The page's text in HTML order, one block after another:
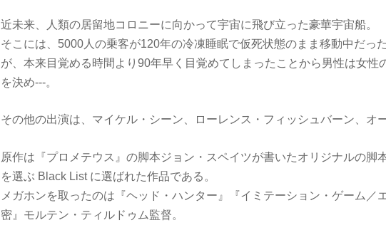
近未来、人類の居留地コロニーに向かって宇宙に飛び立った豪華宇宙船。
そこには、5000人の乗客が120年の冷凍睡眠で仮死状態のまま移動中だっ
が、本来目覚める時間より90年早く目覚めてしまったことから男性は女性
を決め---。
その他の出演は、マイケル・シーン、ローレンス・フィッシュバーン、オ
原作は『プロメテウス』の脚本ジョン・スペイツが書いたオリジナルの脚
を選ぶ Black List に選ばれた作品である。
メガホンを取ったのは『ヘッド・ハンター』『イミテーション・ゲーム／
密』モルテン・ティルドゥム監督。